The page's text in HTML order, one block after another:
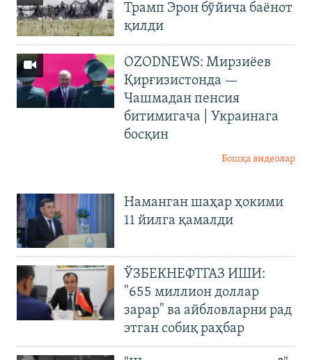
Трамп Эрон бўйича баёнот
қилди
OZODNEWS: Мирзиёев
Қирғизистонда —
Чашмадан пенсия
битимигача | Украинага
босқин
Бошқа видеолар
Наманган шаҳар ҳокими
11 йилга қамалди
ЎЗБЕКНЕФТГАЗ ИШИ:
"655 миллион доллар
зарар" ва айбловларни рад
этган собиқ раҳбар